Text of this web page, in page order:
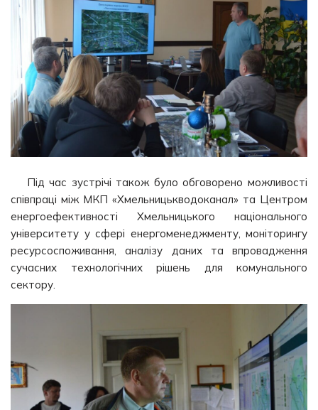
Під час зустрічі також було обговорено можливості
співпраці між МКП «Хмельницькводоканал» та Центром
енергоефективності Хмельницького національного
університету у сфері енергоменеджменту, моніторингу
ресурсоспоживання, аналізу даних та впровадження
сучасних технологічних рішень для комунального
сектору.